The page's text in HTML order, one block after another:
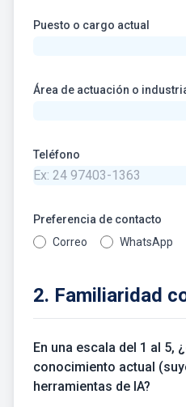
Puesto o cargo actual
Área de actuación o
Teléfono
Preferencia de contacto
Correo
WhatsApp
2. Familiaridad
En una escala del 1 al 5,
conocimiento actual
herramientas de IA?